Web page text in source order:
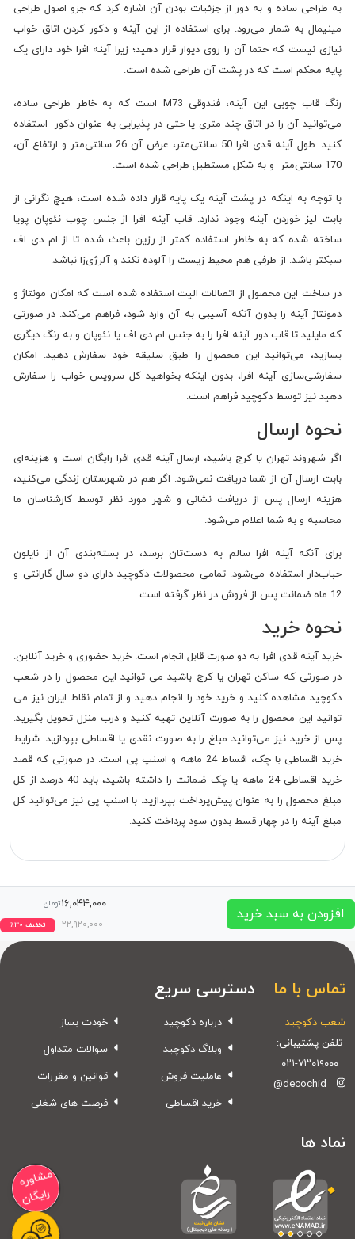
به طراحی ساده و به دور از جزئیات بودن آن اشاره کرد که جزو اصول طراحی
مینیمال به شمار می‌رود. برای استفاده از این آینه و دکور کردن اتاق خواب
نیازی نیست که حتما آن را روی دیوار قرار دهید؛ زیرا آینه افرا خود دارای یک
پایه محکم است که در پشت آن طراحی شده است.
رنگ قاب چوبی این آینه، فندوقی M73 است که به خاطر طراحی ساده،
می‌توانید آن را در اتاق چند متری یا حتی در پذیرایی به عنوان دکور استفاده
کنید. طول آینه قدی افرا 50 سانتی‌متر، عرض آن 26 سانتی‌متر و ارتفاع آن،
170 سانتی‌متر و به شکل مستطیل طراحی شده است.
با توجه به اینکه در پشت آینه یک پایه قرار داده شده است، هیچ نگرانی از
بابت لیز خوردن آینه وجود ندارد. قاب آینه افرا از جنس چوب نئوپان پویا
ساخته شده که به خاطر استفاده کمتر از رزین باعث شده تا از ام دی اف
سبکتر باشد. از طرفی هم محیط زیست را آلوده نکند و آلرژی‌زا نباشد.
در ساخت این محصول از اتصالات الیت استفاده شده است که امکان مونتاژ و
دمونتاژ آینه را بدون آنکه آسیبی به آن وارد شود، فراهم می‌کند. در صورتی
که مایلید تا قاب دور آینه افرا را به جنس ام دی اف یا نئوپان و به رنگ دیگری
بسازید، می‌توانید این محصول را طبق سلیقه خود سفارش دهید. امکان
سفارشی‌سازی آینه افرا، بدون اینکه بخواهید کل سرویس خواب را سفارش
دهید نیز توسط دکوچید فراهم است.
نحوه ارسال
اگر شهروند تهران یا کرج باشید، ارسال آینه قدی افرا رایگان است و هزینه‌ای
بابت ارسال آن از شما دریافت نمی‌شود. اگر هم در شهرستان زندگی می‌کنید،
هزینه ارسال پس از دریافت نشانی و شهر مورد نظر توسط کارشناسان ما
محاسبه و به شما اعلام می‌شود.
برای آنکه آینه افرا سالم به دست‌تان برسد، در بسته‌بندی آن از نایلون
حباب‌دار استفاده می‌شود. تمامی محصولات دکوچید دارای دو سال گارانتی و
12 ماه ضمانت پس از فروش در نظر گرفته است.
نحوه خرید
خرید آینه قدی افرا به دو صورت قابل انجام است. خرید حضوری و خرید آنلاین.
در صورتی که ساکن تهران یا کرج باشید می توانید این محصول را در شعب
دکوچید مشاهده کنید و خرید خود را انجام دهید و از تمام نقاط ایران نیز می
توانید این محصول را به صورت آنلاین تهیه کنید و درب منزل تحویل بگیرید.
پس از خرید نیز می‌توانید مبلغ را به صورت نقدی یا اقساطی بپردازید. شرایط
خرید اقساطی با چک، اقساط 24 ماهه و اسنپ پی است. در صورتی که قصد
خرید اقساطی 24 ماهه یا چک ضمانت را داشته باشید، باید 40 درصد از کل
مبلغ محصول را به عنوان پیش‌پرداخت بپردازید. با اسنپ پی نیز می‌توانید کل
مبلغ آینه را در چهار قسط بدون سود پرداخت کنید.
افزودن به سبد خرید
۱۶,۰۴۴,۰۰۰تومان
۲۲,۹۲۰,۰۰۰ تخفیف ۳۰٪
تماس با ما
شعب دکوچید
تلفن پشتیبانی:
۰۲۱-۷۳۰۱۹۰۰۰
@decochid
دسترسی سریع
درباره دکوچید
وبلاگ دکوچید
عاملیت فروش
خرید اقساطی
خودت بساز
سوالات متداول
قوانین و مقررات
فرصت های شغلی
نماد ها
مشاوره
رایگان